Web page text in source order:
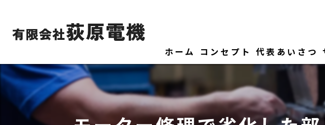
ホーム コンセプト 代表あいさつ